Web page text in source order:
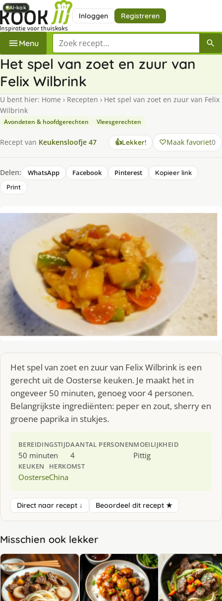
Inloggen Registreren
Menu Zoek een recept
Het spel van zoet en zuur van
Felix Wilbrink
U bent hier: Home › Recepten › Het spel van zoet en zuur van Felix
Wilbrink
Avondeten & hoofdgerechten Vleesgerechten
Recept van Keukensloofje 47 👍Lekker! Maak favoriet0
Delen: WhatsApp Facebook Pinterest
Kopieer link
Print
Het spel van zoet en zuur van Felix Wilbrink is een
gerecht uit de Oosterse keuken. Je maakt het in
ongeveer 50 minuten, genoeg voor 4 personen.
Belangrijkste ingrediënten: peper en zout, sherry en
groene paprika in stukjes.
BEREIDINGSTIJD
50 minuten
AANTAL PERSONEN
4
MOEILIJKHEID
Pittig
KEUKEN
Oosterse
HERKOMST
China
Direct naar recept ↓ Beoordeel dit recept ★
Misschien ook lekker
AI-kok
AI-kok
AI-kok
AI-kok
AI-kok
AI-kok
AI-kok
AI-kok